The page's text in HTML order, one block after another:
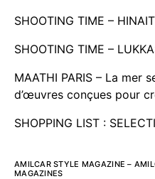
SHOOTING TIME –
SHOOTING TIME –
MAATHI PARIS – La mer
d’œuvres conçues pour
SHOPPING LIST :
AMILCAR STYLE MAGAZINE –
MAGAZINES